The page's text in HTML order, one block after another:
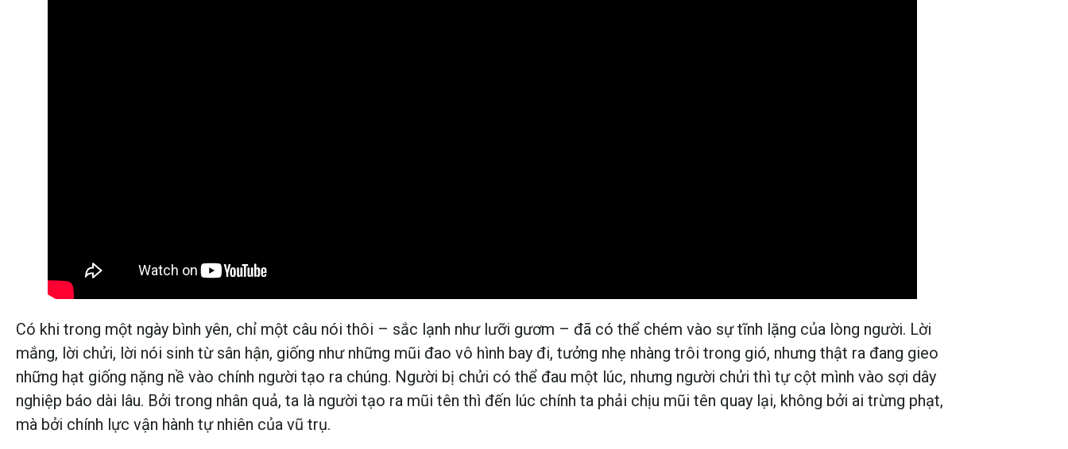
Có khi trong một ngày bình yên, chỉ một câu nói thôi – sắc lạnh như lưỡi gươm – đã có thể chém vào sự tĩnh lặng của lòng người. Lời
mắng, lời chửi, lời nói sinh từ sân hận, giống như những mũi đao vô hình bay đi, tưởng nhẹ nhàng trôi trong gió, nhưng thật ra đang gieo
những hạt giống nặng nề vào chính người tạo ra chúng. Người bị chửi có thể đau một lúc, nhưng người chửi thì tự cột mình vào sợi dây
nghiệp báo dài lâu. Bởi trong nhân quả, ta là người tạo ra mũi tên thì đến lúc chính ta phải chịu mũi tên quay lại, không bởi ai trừng phạt,
mà bởi chính lực vận hành tự nhiên của vũ trụ.